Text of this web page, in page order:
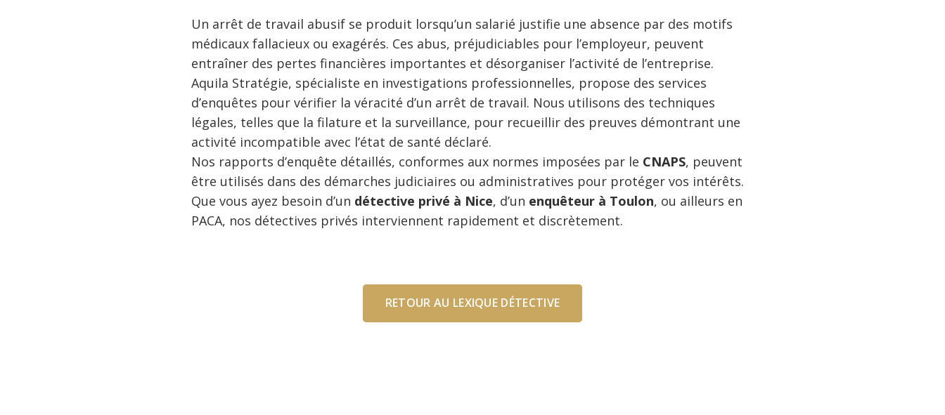
Un arrêt de travail abusif se produit lorsqu’un salarié justifie une absence par des motifs
médicaux fallacieux ou exagérés. Ces abus, préjudiciables pour l’employeur, peuvent
entraîner des pertes financières importantes et désorganiser l’activité de l’entreprise.
Aquila Stratégie, spécialiste en investigations professionnelles, propose des services
d’enquêtes pour vérifier la véracité d’un arrêt de travail. Nous utilisons des techniques
légales, telles que la filature et la surveillance, pour recueillir des preuves démontrant une
activité incompatible avec l’état de santé déclaré.
Nos rapports d’enquête détaillés, conformes aux normes imposées par le CNAPS, peuvent
être utilisés dans des démarches judiciaires ou administratives pour protéger vos intérêts.
Que vous ayez besoin d’un détective privé à Nice, d’un enquêteur à Toulon, ou ailleurs en
PACA, nos détectives privés interviennent rapidement et discrètement.
RETOUR AU LEXIQUE DÉTECTIVE